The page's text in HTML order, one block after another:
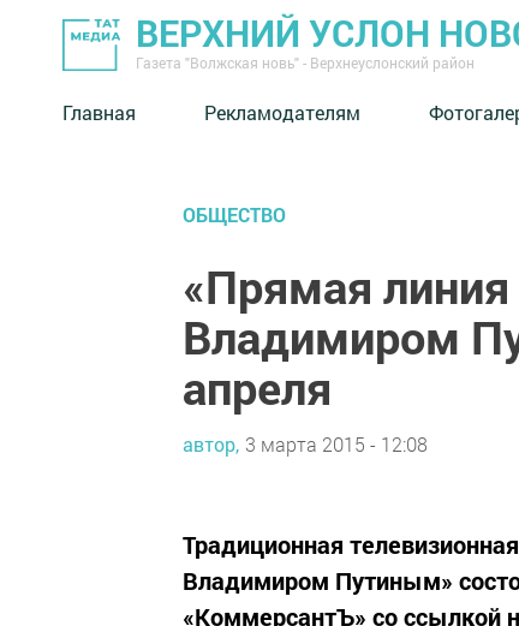
ВЕРХНИЙ УСЛОН
Газета "Волжская новь" - Верхнеуслонский район
Главная Рекламодателям
ОБЩЕСТВО
«Прямая
Владимиром
апреля
автор, 3 марта 2015 - 12:08
Традиционная
Владимиром Путиным»
«КоммерсантЪ» со ссылкой